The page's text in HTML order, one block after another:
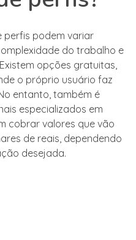
perfis podem variar
do trabalho e
opções gratuitas,
o próprio usuário faz
entanto, também é
especializados em
cobrar valores que vão
de reais, dependendo
desejada.